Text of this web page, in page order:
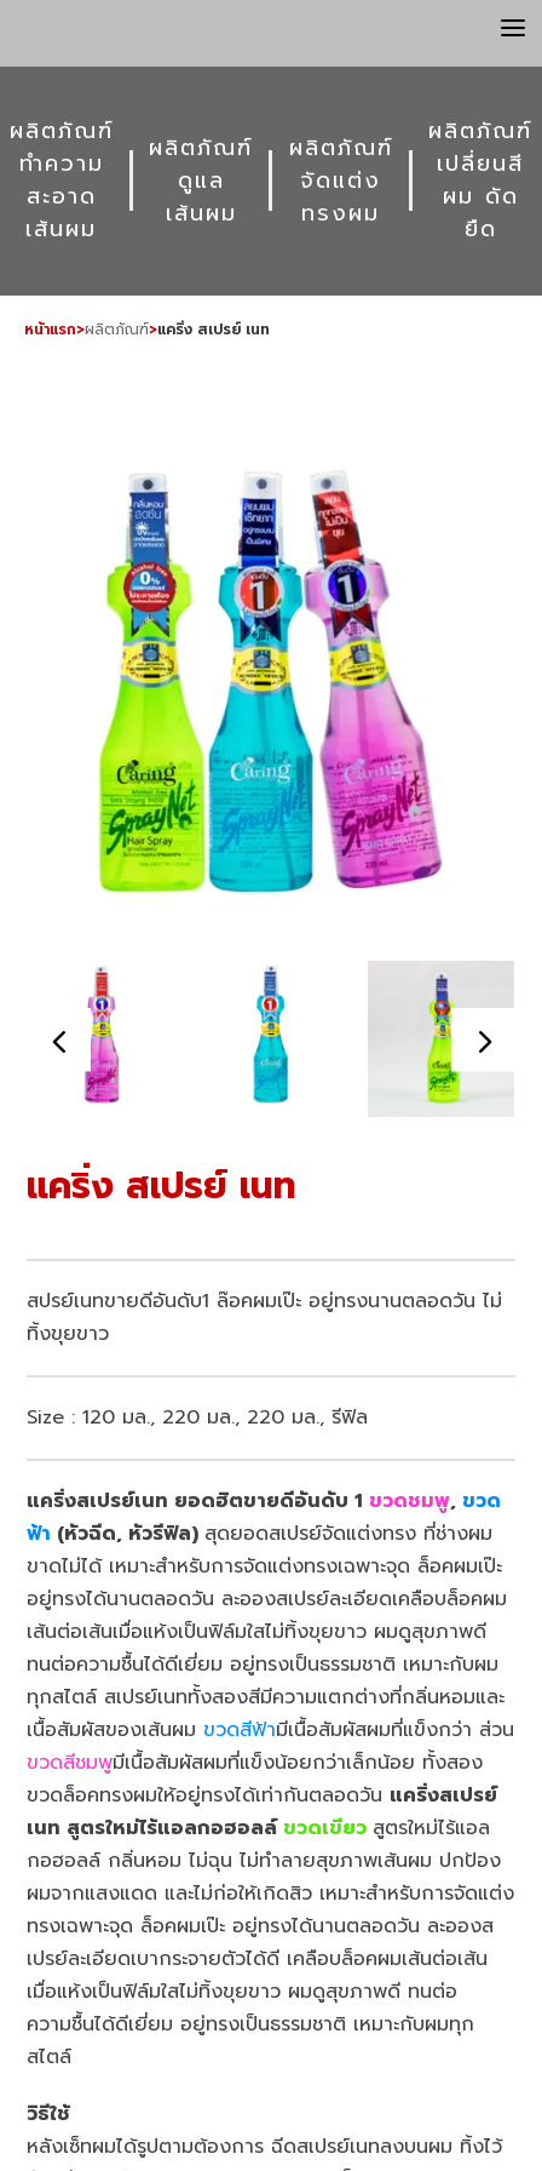
a
ผลิตภัณฑ์
ทำความ
สะอาด
เส้นผม
ผลิตภัณฑ์
ดูแล
เส้นผม
ผลิตภัณฑ์
จัดแต่ง
ทรงผม
ผลิตภัณฑ์
เปลี่ยนสี
ผม ดัด
ยืด
หน้าแรก>ผลิตภัณฑ์>แคริ่ง สเปรย์ เนท
แคริ่ง สเปรย์ เนท
สปรย์เนทขายดีอันดับ1 ล๊อคผมเป๊ะ อยู่ทรงนานตลอดวัน ไม่
ทิ้งขุยขาว
Size : 120 มล., 220 มล., 220 มล., รีฟิล
แคริ่งสเปรย์เนท ยอดฮิตขายดีอันดับ 1 ขวดชมพู, ขวด
ฟ้า (หัวฉีด, หัวรีฟิล) สุดยอดสเปรย์จัดแต่งทรง ที่ช่างผม
ขาดไม่ได้ เหมาะสำหรับการจัดแต่งทรงเฉพาะจุด ล็อคผมเป๊ะ
อยู่ทรงได้นานตลอดวัน ละอองสเปรย์ละเอียดเคลือบล็อคผม
เส้นต่อเส้นเมื่อแห้งเป็นฟิล์มใสไม่ทิ้งขุยขาว ผมดูสุขภาพดี
ทนต่อความชื้นได้ดีเยี่ยม อยู่ทรงเป็นธรรมชาติ เหมาะกับผม
ทุกสไตล์ สเปรย์เนททั้งสองสีมีความแตกต่างที่กลิ่นหอมและ
เนื้อสัมผัสของเส้นผม ขวดสีฟ้ามีเนื้อสัมผัสผมที่แข็งกว่า ส่วน
ขวดสีชมพูมีเนื้อสัมผัสผมที่แข็งน้อยกว่าเล็กน้อย ทั้งสอง
ขวดล็อคทรงผมให้อยู่ทรงได้เท่ากันตลอดวัน แคริ่งสเปรย์
เนท สูตรใหม่ไร้แอลกอฮอลล์ ขวดเขียว สูตรใหม่ไร้แอล
กอฮอลล์ กลิ่นหอม ไม่ฉุน ไม่ทำลายสุขภาพเส้นผม ปกป้อง
ผมจากแสงแดด และไม่ก่อให้เกิดสิว เหมาะสำหรับการจัดแต่ง
ทรงเฉพาะจุด ล็อคผมเป๊ะ อยู่ทรงได้นานตลอดวัน ละอองส
เปรย์ละเอียดเบากระจายตัวได้ดี เคลือบล็อคผมเส้นต่อเส้น
เมื่อแห้งเป็นฟิล์มใสไม่ทิ้งขุยขาว ผมดูสุขภาพดี ทนต่อ
ความชื้นได้ดีเยี่ยม อยู่ทรงเป็นธรรมชาติ เหมาะกับผมทุก
สไตล์
วิธีใช้
หลังเซ็ทผมได้รูปตามต้องการ ฉีดสเปรย์เนทลงบนผม ทิ้งไว้